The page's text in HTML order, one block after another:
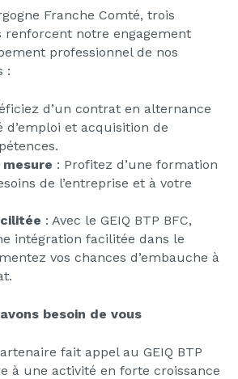
Franche Comté, trois
notre engagement
professionnel de nos
:
d’un contrat en alternance
et acquisition de
: Profitez d’une formation
de l’entreprise et à votre
: Avec le GEIQ BTP BFC,
intégration facilitée dans le
vos chances d’embauche à
besoin de vous
fait appel au GEIQ BTP
à une activité en forte croissance